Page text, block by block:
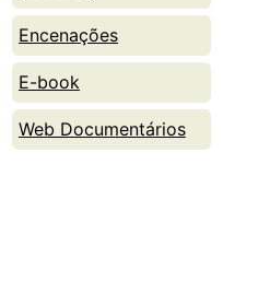
Encenações
E-book
Web Documentários